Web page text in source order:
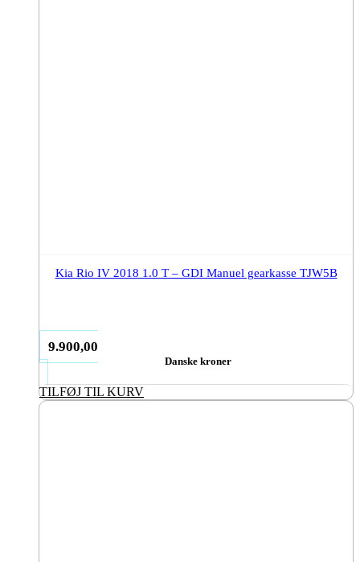
Kia Rio IV 2018 1.0 T – GDI Manuel gearkasse TJW5B
9.900,00
Danske kroner
TILFØJ TIL KURV